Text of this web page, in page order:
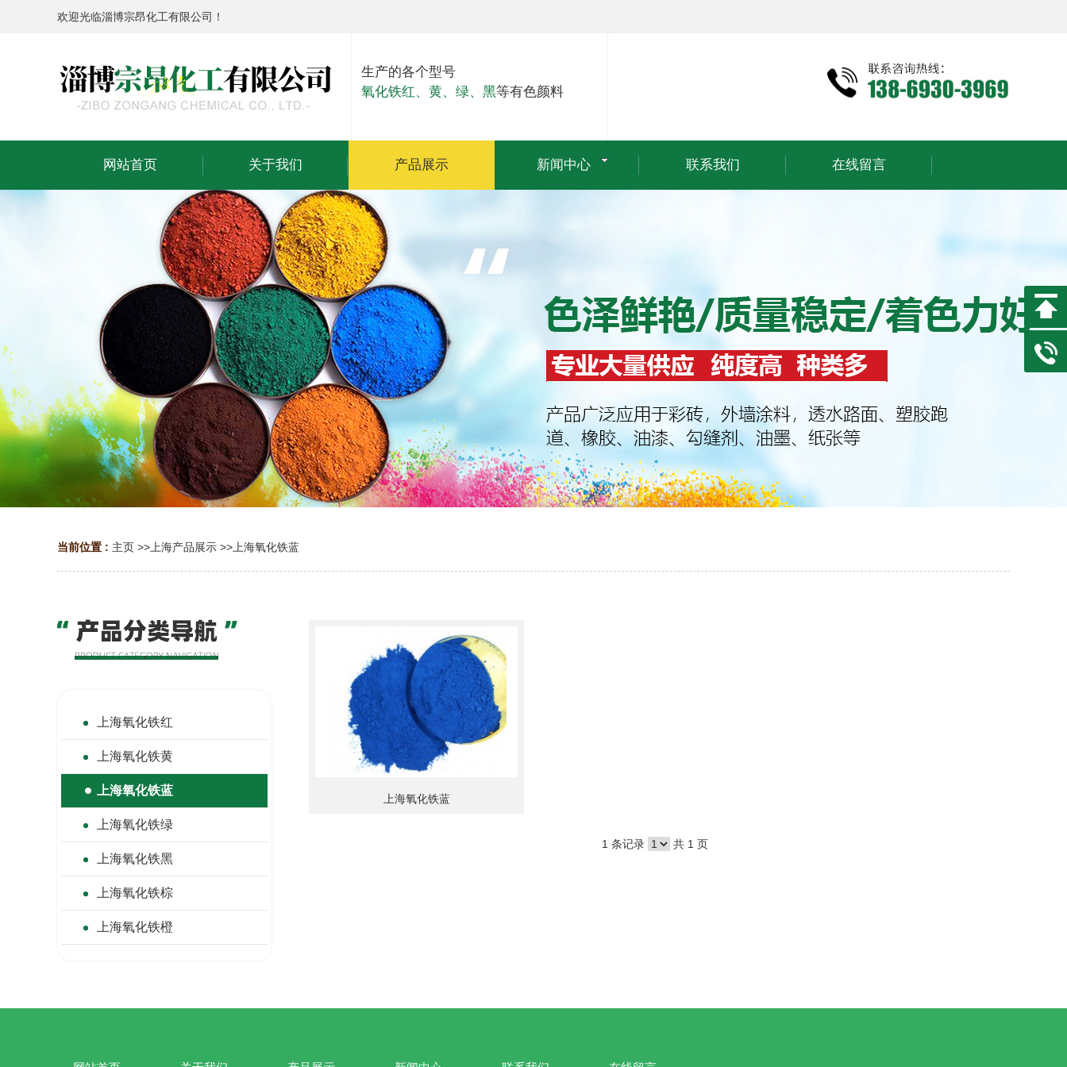
欢迎光临淄博宗昂化工有限公司！
生产的各个型号
氧化铁红、黄、绿、黑等有色颜料
网站首页 关于我们 产品展示 新闻中心 联系我们 在线留言
当前位置 : 主页 >> 上海产品展示 >> 上海氧化铁蓝
上海氧化铁红
上海氧化铁黄
上海氧化铁蓝
上海氧化铁绿
上海氧化铁黑
上海氧化铁棕
上海氧化铁橙
上海氧化铁蓝
1 条记录 共 1 页